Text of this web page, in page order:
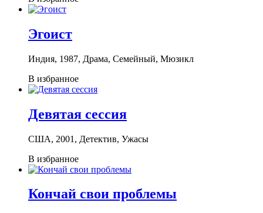
Эгоист
Индия, 1987, Драма, Семейный, Мюзикл
В избранное
Девятая сессия
США, 2001, Детектив, Ужасы
В избранное
Кончай свои проблемы